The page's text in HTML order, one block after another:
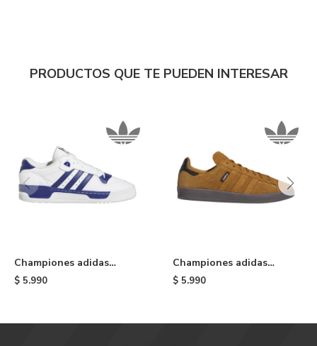
PRODUCTOS QUE TE PUEDEN INTERESAR
Championes adidas
Rivalry Low - Blue/white
$ 5.990
Championes adidas
Campus ADV - Brown
$ 5.990